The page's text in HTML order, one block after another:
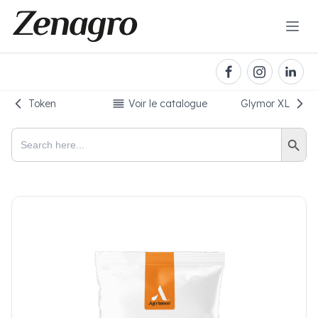
Token Voir le catalogue Glymor XL
Search
for:
Search Button